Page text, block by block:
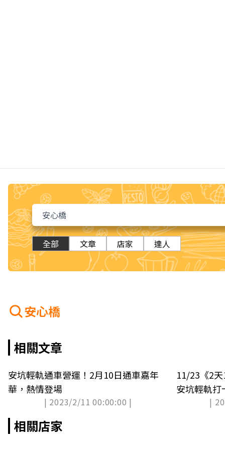
全部 文章 店家 達人
安心橋
相關文章
安坑輕軌通車營運！2月10日通車嘉年
華，熱情登場
| 2023/2/11 00:00:00 |
11/23《2
安坑輕軌打
|
相關店家